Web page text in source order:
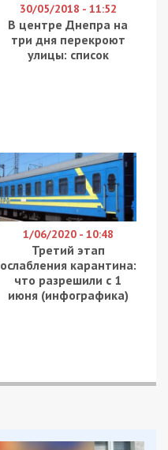
30/05/2018 - 11:52
В центре Днепра на
три дня перекроют
улицы: список
1/06/2020 - 10:48
Третий этап
ослабления карантина:
что разрешили с 1
июня (инфографика)